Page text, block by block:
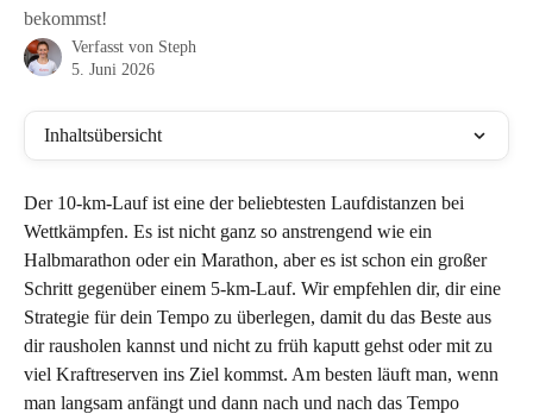
bekommst!
Verfasst von Steph
5. Juni 2026
Inhaltsübersicht
Der 10-km-Lauf ist eine der beliebtesten Laufdistanzen bei
Wettkämpfen. Es ist nicht ganz so anstrengend wie ein
Halbmarathon oder ein Marathon, aber es ist schon ein großer
Schritt gegenüber einem 5-km-Lauf. Wir empfehlen dir, dir eine
Strategie für dein Tempo zu überlegen, damit du das Beste aus
dir rausholen kannst und nicht zu früh kaputt gehst oder mit zu
viel Kraftreserven ins Ziel kommst. Am besten läuft man, wenn
man langsam anfängt und dann nach und nach das Tempo